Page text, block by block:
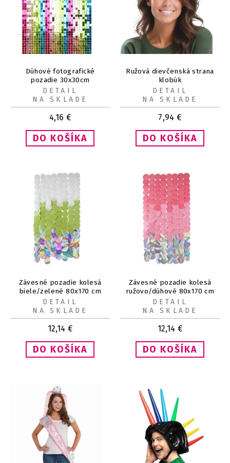
Dúhové fotografické
pozadie 30x30cm
4,16 €
DETAIL
NA SKLADE
Ružová dievčenská strana
klobúk
7,94 €
DETAIL
NA SKLADE
Závesné pozadie kolesá
biele/zelené 80x170 cm
12,14 €
DETAIL
NA SKLADE
Závesné pozadie kolesá
ružovo/dúhové 80x170 cm
12,14 €
DETAIL
NA SKLADE